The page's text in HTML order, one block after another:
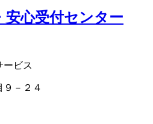
心受付センター
ービス
９－２４